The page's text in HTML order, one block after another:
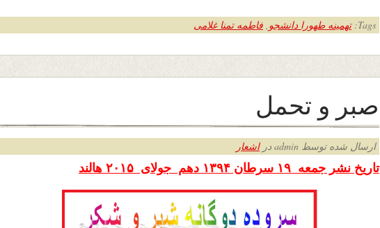
Tags: تهمینه طهورا دانشجو, فاطمه تمنا غلامی
صبر و تحمل
ارسال شده توسط admin در اشعار
تاریخ نشر جمعه ۱۹ سرطان ۱۳۹۴ دهم جولای ۲۰۱۵ هالند